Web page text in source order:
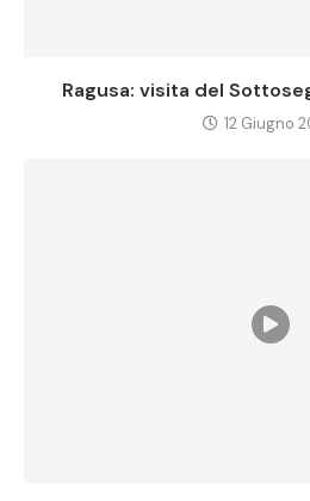
Ragusa: visita del
12 Giugno